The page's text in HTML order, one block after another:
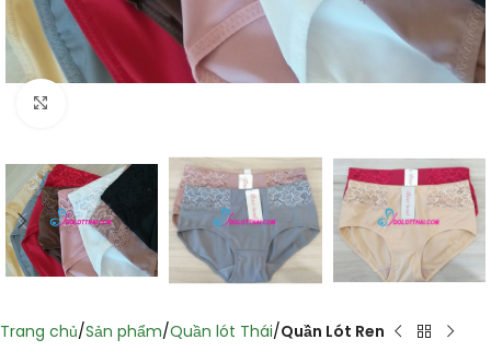
Trang chủ Sản phẩm Quần lót Thái Quần Lót Ren